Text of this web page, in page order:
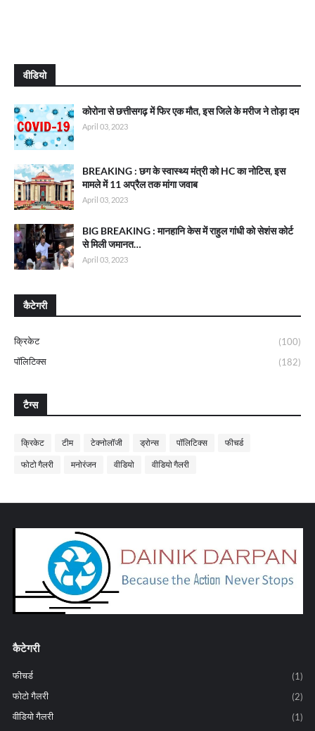
वीडियो
कोरोना से छत्तीसगढ़ में फिर एक मौत, इस जिले के मरीज ने तोड़ा दम
April 03, 2023
BREAKING : छग के स्वास्थ्य मंत्री को HC का नोटिस, इस
मामले में 11 अप्रैल तक मांगा जवाब
April 03, 2023
BIG BREAKING : मानहानि केस में राहुल गांधी को सेशंस कोर्ट
से मिली जमानत…
April 03, 2023
कैटेगरी
क्रिकेट
(100)
पॉलिटिक्स
(182)
टैग्स
क्रिकेट टीम टेक्नोलॉजी ड्रोन्स पॉलिटिक्स फीचर्ड
फोटो गैलरी मनोरंजन वीडियो वीडियो गैलरी
कैटेगरी
फीचर्ड
(1)
फोटो गैलरी
(2)
वीडियो गैलरी
(1)